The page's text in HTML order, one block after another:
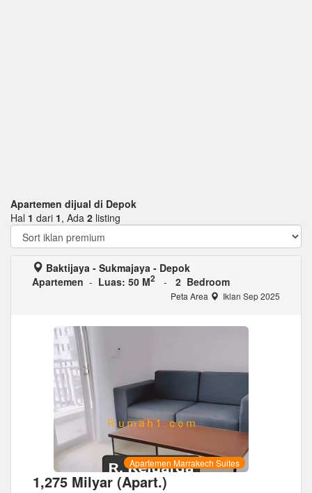
Apartemen dijual di Depok
Hal 1 dari 1, Ada 2 listing
Baktijaya - Sukmajaya - Depok
Apartemen - Luas: 50 M2 - 2 Bedroom
Peta Area Iklan Sep 2025
Apartemen Marrakech Suites
1,275 Milyar (Apart.)